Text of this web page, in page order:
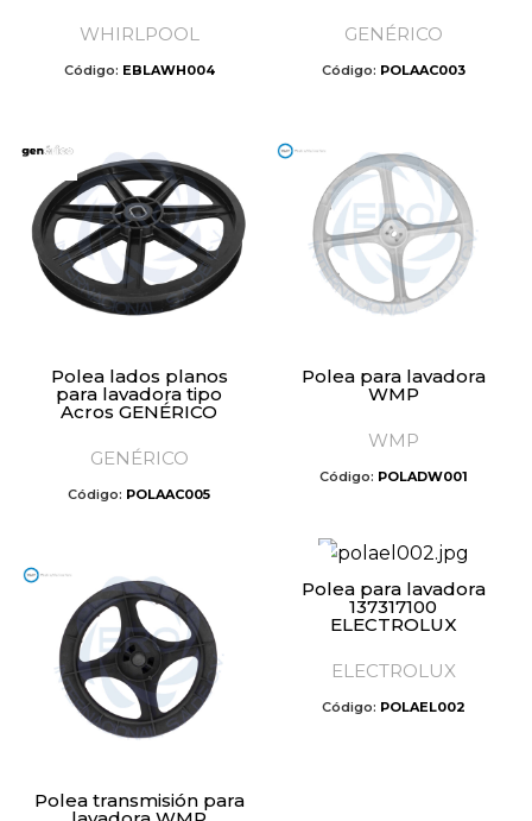
WHIRLPOOL
Código: EBLAWH004
GENÉRICO
Código: POLAAC003
Polea lados planos
para lavadora tipo
Acros GENÉRICO
GENÉRICO
Código: POLAAC005
Polea para lavadora
WMP
WMP
Código: POLADW001
Polea transmisión para
Polea para lavadora
137317100
ELECTROLUX
ELECTROLUX
Código: POLAEL002